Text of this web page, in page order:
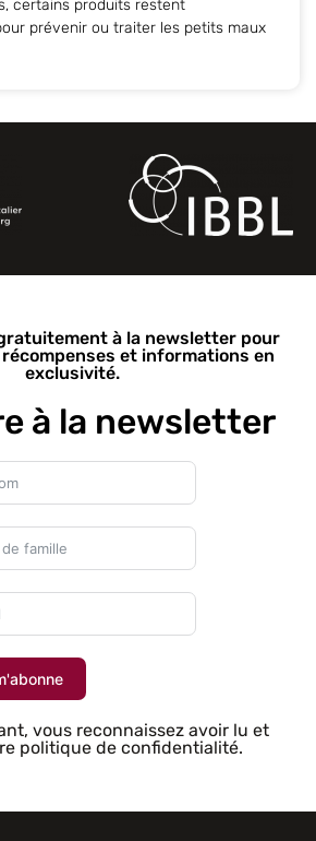
certains produits restent
prévenir ou traiter les petits maux
à la newsletter pour
et informations en
exclusivité.
à la newsletter
vous reconnaissez avoir lu et
politique de confidentialité.